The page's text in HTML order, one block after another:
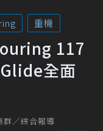
重機
117
全面
群／綜合報導